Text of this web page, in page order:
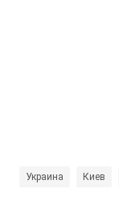
Украина Киев